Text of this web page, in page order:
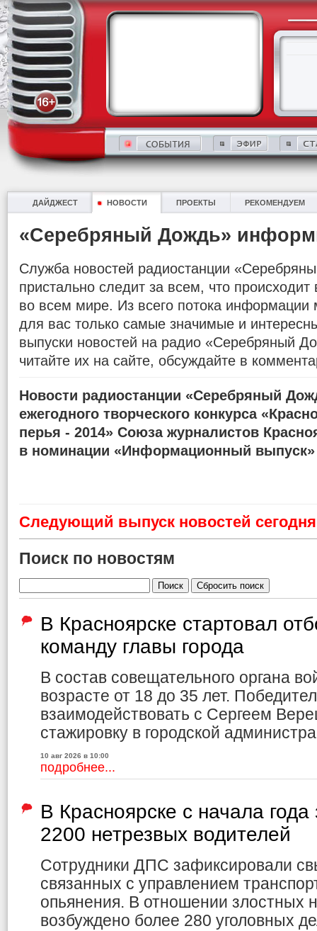
ДАЙДЖЕСТ НОВОСТИ ПРОЕКТЫ РЕКОМЕНДУЕМ
«Серебряный Дождь»
Служба новостей радиостанции
пристально следит за всем, что происходит
во всем мире. Из всего потока информации
для вас только самые значимые и
выпуски новостей на радио «Серебряный
читайте их на сайте, обсуждайте в
Новости радиостанции «Серебряный
ежегодного творческого конкурса
перья - 2014» Союза журналистов
в номинации «Информационный выпуск»
Cледующий выпуск новостей
Поиск по новостям
В Красноярске стартовал
команду главы города
В состав совещательного органа
возрасте от 18 до 35 лет.
взаимодействовать с Сергеем
стажировку в городской
10 авг 2026 в 10:00
подробнее...
В Красноярске с начала
2200 нетрезвых водителей
Сотрудники ДПС зафиксировали
связанных с управлением
опьянения. В отношении злостных
возбуждено более 280 уголовных